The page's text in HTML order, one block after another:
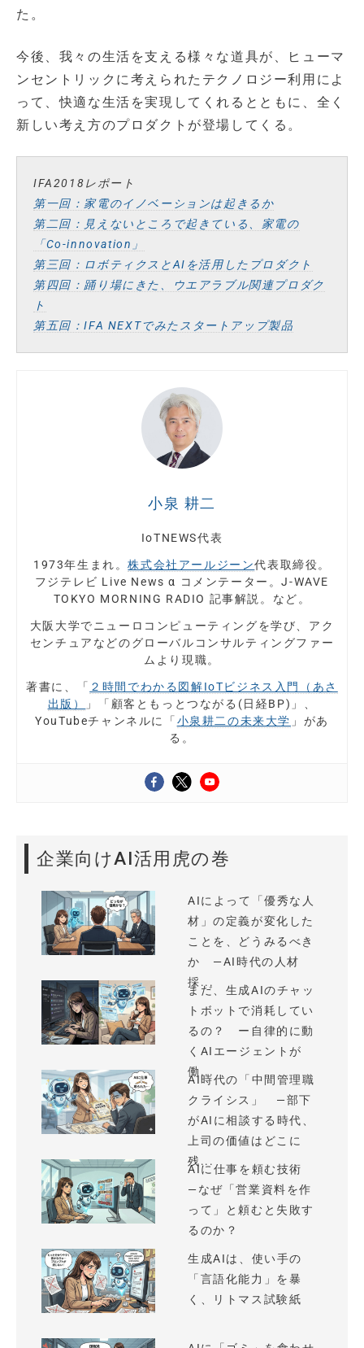
た。
今後、我々の生活を支える様々な道具が、ヒューマ
ンセントリックに考えられたテクノロジー利用によ
って、快適な生活を実現してくれるとともに、全く
新しい考え方のプロダクトが登場してくる。
IFA2018レポート
第一回：家電のイノベーションは起きるか
第二回：見えないところで起きている、家電の
「Co-innovation」
第三回：ロボティクスとAIを活用したプロダクト
第四回：踊り場にきた、ウエアラブル関連プロダク
ト
第五回：IFA NEXTでみたスタートアップ製品
小泉 耕二
IoTNEWS代表
1973年生まれ。株式会社アールジーン代表取締役。
フジテレビ Live News α コメンテーター。J-WAVE
TOKYO MORNING RADIO 記事解説。など。
大阪大学でニューロコンピューティングを学び、アク
センチュアなどのグローバルコンサルティングファー
ムより現職。
著書に、「 ２時間でわかる図解IoTビジネス入門（あさ
出版）
」「顧客ともっとつながる(日経BP)」、
YouTubeチャンネルに「 小泉耕二の未来大学 」があ
る。
企業向けAI活用虎の巻
AIによって「優秀な人
材」の定義が変化した
ことを、どうみるべき
か —AI時代の人材
採...
まだ、生成AIのチャッ
トボットで消耗してい
るの？ ー自律的に動
くAIエージェントが
働...
AI時代の「中間管理職
クライシス」 —部下
がAIに相談する時代、
上司の価値はどこに
残...
AIに仕事を頼む技術
—なぜ「営業資料を作
って」と頼むと失敗す
るのか？
生成AIは、使い手の
「言語化能力」を暴
く、リトマス試験紙